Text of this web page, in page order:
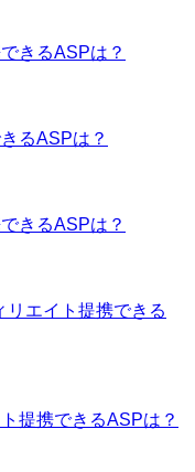
きるASPは？
るASPは？
きるASPは？
エイト提携できる
提携できるASPは？